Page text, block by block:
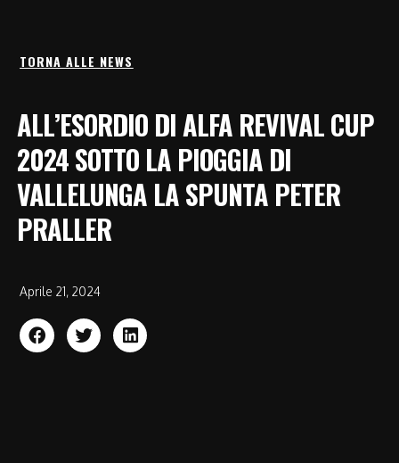
TORNA ALLE NEWS
ALL’ESORDIO DI ALFA REVIVAL CUP
2024 SOTTO LA PIOGGIA DI
VALLELUNGA LA SPUNTA PETER
PRALLER
Aprile 21, 2024